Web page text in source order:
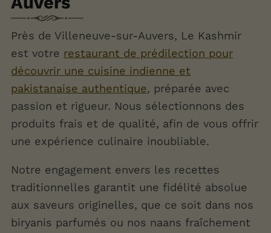
Près de Villeneuve-sur-Auvers, Le Kashmir
est votre restaurant de prédilection pour
découvrir une cuisine indienne et
pakistanaise authentique, préparée avec
passion et rigueur. Nous sélectionnons des
produits frais et de qualité, afin de vous offrir
une expérience culinaire inoubliable.
Notre engagement envers les recettes
traditionnelles garantit une fidélité absolue
aux saveurs originelles, que ce soit dans nos
biryanis parfumés ou nos naans fraîchement